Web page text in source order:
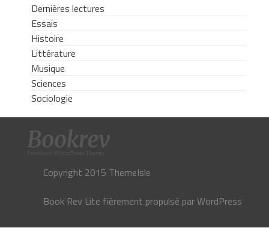
Dernières lectures
Essais
Histoire
Littérature
Musique
Sciences
Sociologie
Copyright 2015 ThemeIsle
Book Rev Lite fièrement propulsé parWordPress